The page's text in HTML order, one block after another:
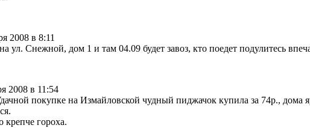
2008 в 8:11
ул. Снежной, дом 1 и там 04.09 будет завоз, кто поедет подулитесь
2008 в 11:54
покупке на Измайловской чудный пиджачок купила за 74р.,
крепче гороха.